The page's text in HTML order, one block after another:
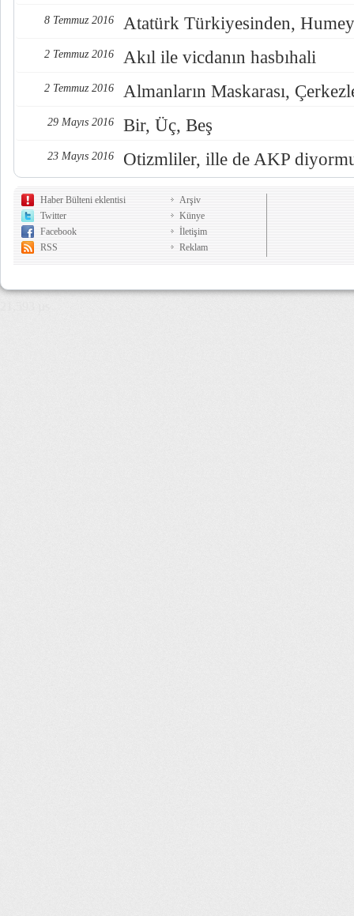
8 Temmuz 2016 Atatürk Türkiyesinden,
2 Temmuz 2016 Akıl ile vicdanın hasbıhali
2 Temmuz 2016 Almanların Maskarası,
29 Mayıs 2016 Bir, Üç, Beş
23 Mayıs 2016 Otizmliler, ille de AKP
Haber Bülteni eklentisi
Twitter
Facebook
RSS
Arşiv
Künye
İletişim
Reklam